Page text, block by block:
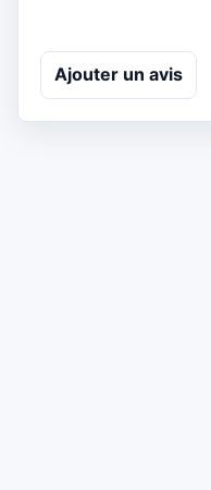
Ajouter un avis